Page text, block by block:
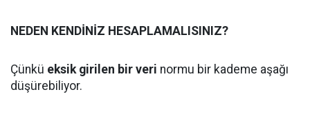
NEDEN KENDİNİZ HESAPLAMALISINIZ?
Çünkü eksik girilen bir veri normu bir kademe aşağı
düşürebiliyor.